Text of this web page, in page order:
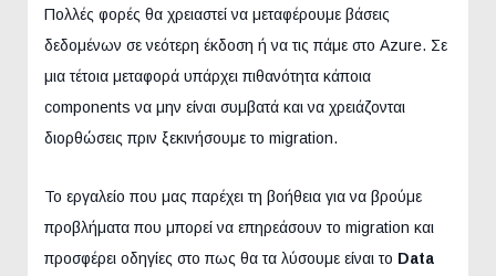
Πολλές φορές θα χρειαστεί να μεταφέρουμε βάσεις
δεδομένων σε νεότερη έκδοση ή να τις πάμε στο Azure. Σε
μια τέτοια μεταφορά υπάρχει πιθανότητα κάποια
components να μην είναι συμβατά και να χρειάζονται
διορθώσεις πριν ξεκινήσουμε το migration.
Το εργαλείο που μας παρέχει τη βοήθεια για να βρούμε
προβλήματα που μπορεί να επηρεάσουν το migration και
προσφέρει οδηγίες στο πως θα τα λύσουμε είναι το Data